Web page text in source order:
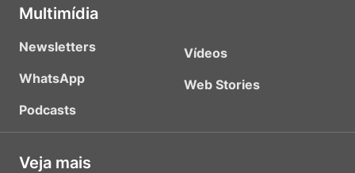
Multimídia
Newsletters
WhatsApp
Podcasts
Vídeos
Web Stories
Veja mais